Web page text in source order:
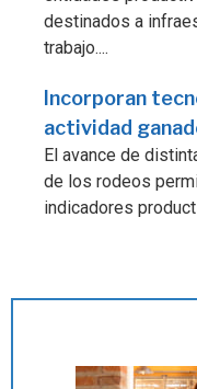
destinados a
trabajo....
Incorporan
actividad
El avance de
de los rodeos
indicadores